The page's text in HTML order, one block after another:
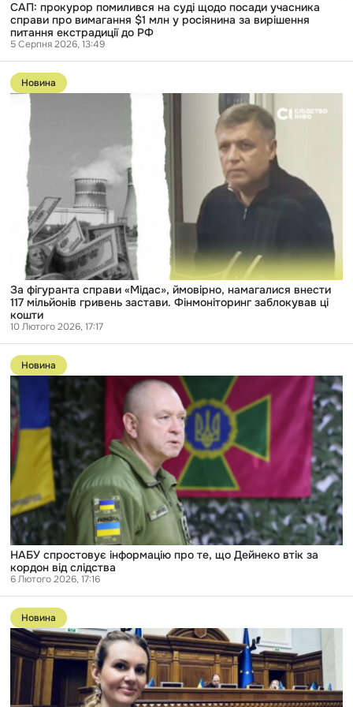
за
вирішення
питання
екстрадиції
до
РФ
САП: прокурор помилився на суді щодо посади учасника
справи про вимагання $1 млн у росіянина за вирішення
питання екстрадиції до РФ
5 Серпня 2026, 13:49
Перейти
до
публікації
фігуранта
справи
«Мідас»,
ймовірно,
намагалися
внести
мільйонів
гривень
застави.
Фінмоніторинг
заблокував
кошти
Новина
За фігуранта справи «Мідас», ймовірно, намагалися внести
117 мільйонів гривень застави. Фінмоніторинг заблокував ці
кошти
10 Лютого 2026, 17:17
Перейти
до
публікації
НАБУ
спростовує
інформацію
про
те,
що
Дейнеко
втік
за
кордон
від
слідства
Новина
НАБУ спростовує інформацію про те, що Дейнеко втік за
кордон від слідства
6 Лютого 2026, 17:16
Перейти
до
публікації
ВАКС
арештував
телефони
дитячий
планшет
Новина